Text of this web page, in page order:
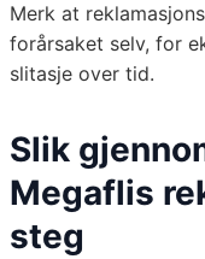
Merk at
forårsaket selv, for
slitasje over tid.
Slik
Megaflis
steg